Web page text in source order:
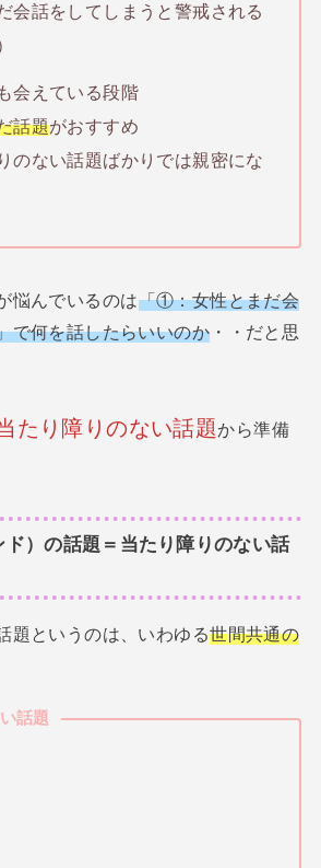
会話をしてしまうと警戒される
会えている段階
話題がおすすめ
のない話題ばかりでは親密にな
悩んでいるのは「①：女性とまだ会
で何を話したらいいのか ・・だと思
たり障りのない話題から準備
）の話題＝当たり障りのない話
題というのは、いわゆる世間共通の
話題